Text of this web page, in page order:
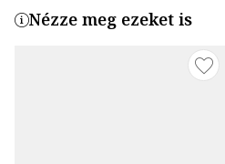
Nézze meg ezeket is